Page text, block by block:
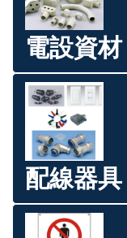
電設資材
配線器